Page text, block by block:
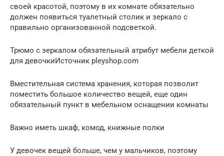
своей красотой, поэтому в их комнате обязательно
должен появиться туалетный столик и зеркало с
правильно организованной подсветкой.
Трюмо с зеркалом обязательный атрибут мебели деткой
для девочкиИсточник pleyshop.com
Вместительная система хранения, которая позволит
поместить большое количество вещей, еще один
обязательный пункт в мебельном оснащении комнаты
Важно иметь шкаф, комод, книжные полки
У девочек вещей больше, чем у мальчиков, поэтому